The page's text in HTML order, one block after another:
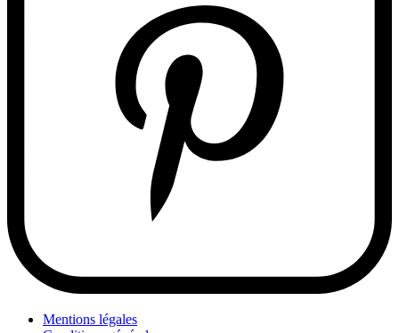
Mentions légales